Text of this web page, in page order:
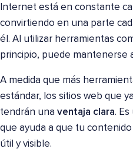
Internet está en constante
convirtiendo en una parte
él. Al utilizar herramientas
principio, puede mantenerse
A medida que más
estándar, los sitios web que
tendrán una ventaja clara.
que ayuda a que tu
útil y visible.